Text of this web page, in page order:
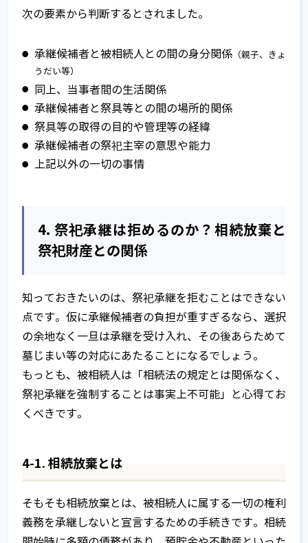
次の要素から判断するとされました。
承継候補者と被相続人との間の身分関係 （親子、きょ
うだい等）
同上、当事者間の生活関係
承継候補者と祭具等との間の場所的関係
祭具等の取得の目的や管理等の経緯
承継候補者の祭祀主宰の意思や能力
上記以外の一切の事情
4. 祭祀承継は拒めるのか？相続放棄と
祭祀財産との関係
知っておきたいのは、祭祀承継を拒むことはできない
点です。仮に承継候補者の負担が重すぎるなら、選択
の余地なく一旦は承継を受け入れ、その後あらためて
墓じまい等の対応にあたることになるでしょう。
もっとも、被相続人は「相続法の規定とは関係なく、
祭祀承継を強制することは事実上不可能」と心得てお
くべきです。
4-1. 相続放棄とは
そもそも相続放棄とは、被相続人に属する一切の権利
義務を承継しないと宣言するための手続きです。相続